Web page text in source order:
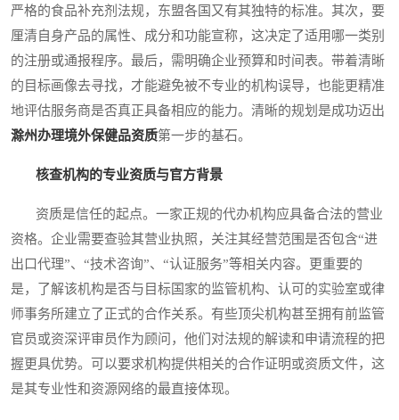
严格的食品补充剂法规，东盟各国又有其独特的标准。其次，要
厘清自身产品的属性、成分和功能宣称，这决定了适用哪一类别
的注册或通报程序。最后，需明确企业预算和时间表。带着清晰
的目标画像去寻找，才能避免被不专业的机构误导，也能更精准
地评估服务商是否真正具备相应的能力。清晰的规划是成功迈出
滁州办理境外保健品资质第一步的基石。
核查机构的专业资质与官方背景
资质是信任的起点。一家正规的代办机构应具备合法的营业
资格。企业需要查验其营业执照，关注其经营范围是否包含“进
出口代理”、“技术咨询”、“认证服务”等相关内容。更重要的
是，了解该机构是否与目标国家的监管机构、认可的实验室或律
师事务所建立了正式的合作关系。有些顶尖机构甚至拥有前监管
官员或资深评审员作为顾问，他们对法规的解读和申请流程的把
握更具优势。可以要求机构提供相关的合作证明或资质文件，这
是其专业性和资源网络的最直接体现。